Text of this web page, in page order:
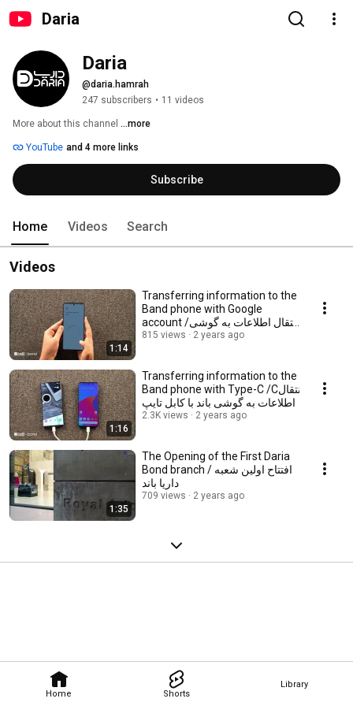
Daria
Home Shorts
Library
Daria
@daria.hamrah
247 subscribers • 11 videos
More about this channel ...more
YouTube and 4 more links
Subscribe
Home Videos Search
Videos
1:14
Transferring information to the
Band phone with Google
account /انتقال اطلاعات به گوشی
با گوگل اکانت
815 views 2 years ago
1:16
Transferring information to the
Band phone with Type-C /Cانتقال
اطلاعات به گوشی باند با کابل تایپ
2.3K views 2 years ago
1:35
The Opening of the First Daria
Bond branch / افتتاح اولین شعبه
داریا باند
709 views 2 years ago